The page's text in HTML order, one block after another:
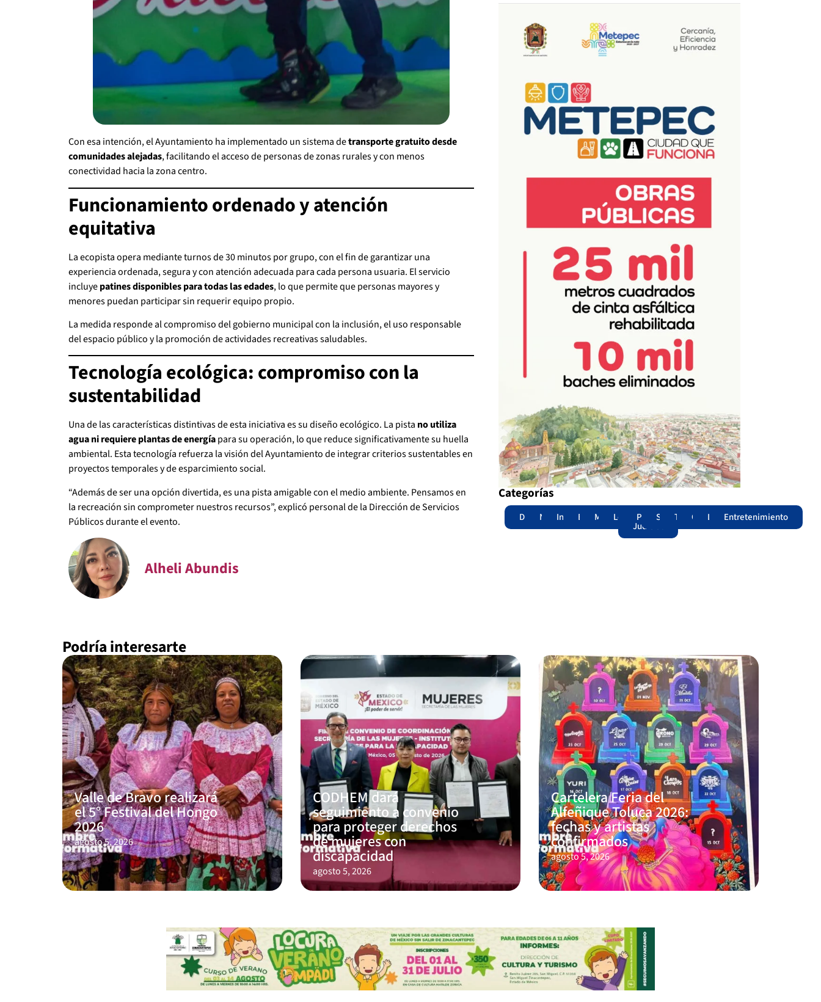
Con esa intención, el Ayuntamiento ha implementado un sistema detransporte gratuito desde
comunidades alejadas, facilitando el acceso de personas de zonas rurales y con menos
conectividad hacia la zona centro.
Funcionamiento ordenado y atención
equitativa
La ecopista opera mediante turnos de 30 minutos por grupo, con el fin de garantizar una
experiencia ordenada, segura y con atención adecuada para cada persona usuaria. El servicio
incluyepatines disponibles para todas las edades, lo que permite que personas mayores y
menores puedan participar sin requerir equipo propio.
La medida responde al compromiso del gobierno municipal con la inclusión, el uso responsable
del espacio público y la promoción de actividades recreativas saludables.
Tecnología ecológica: compromiso con la
sustentabilidad
Una de las características distintivas de esta iniciativa es su diseño ecológico. La pista no utiliza
agua ni requiere plantas de energíapara su operación, lo que reduce significativamente su huella
ambiental. Esta tecnología refuerza la visión del Ayuntamiento de integrar criterios sustentables en
proyectos temporales y de esparcimiento social.
“Además de ser una opción divertida, es una pista amigable con el medio ambiente. Pensamos en
la recreación sin comprometer nuestros recursos”, explicó personal de la Dirección de Servicios
Públicos durante el evento.
Alheli Abundis
Categorías
Destacadas
NacionalInternacional
EdomexMunicipiosLegislatura
Poder
Judicial
SeguridadTrámites
OpiniónLomitosEntretenimiento
Podría interesarte
Valle de Bravo realizará
el 5° Festival del Hongo
2026
agosto 5, 2026
CODHEM dará
seguimiento a convenio
para proteger derechos
de mujeres con
discapacidad
agosto 5, 2026
Cartelera Feria del
Alfeñique Toluca 2026:
fechas y artistas
confirmados
agosto 5, 2026